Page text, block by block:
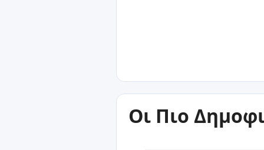
25°C
Ροχεσ Νοιρε
Οι Πιο